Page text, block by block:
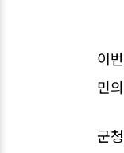
이
민
군